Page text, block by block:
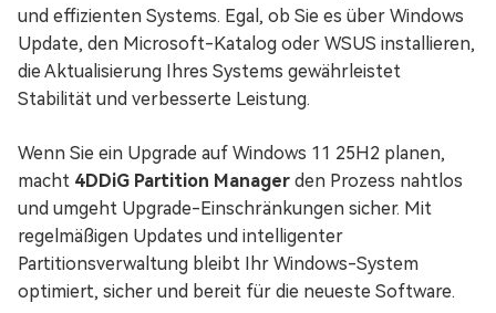
und effizienten Systems. Egal, ob Sie es über Windows
Update, den Microsoft-Katalog oder WSUS installieren,
die Aktualisierung Ihres Systems gewährleistet
Stabilität und verbesserte Leistung.
Wenn Sie ein Upgrade auf Windows 11 25H2 planen,
macht 4DDiG Partition Manager den Prozess nahtlos
und umgeht Upgrade-Einschränkungen sicher. Mit
regelmäßigen Updates und intelligenter
Partitionsverwaltung bleibt Ihr Windows-System
optimiert, sicher und bereit für die neueste Software.